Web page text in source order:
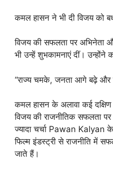
कमल हासन ने भी दी विजय को
विजय की सफलता पर
भी उन्हें शुभकामनाएं दीं। उन्होंने
“राज्य चमके, जनता आगे बढ़े और
कमल हासन के अलावा कई दक्षिण
विजय की राजनीतिक सफलता
ज्यादा चर्चा Pawan Kalyan
फिल्म इंडस्ट्री से राजनीति में
जाते हैं।